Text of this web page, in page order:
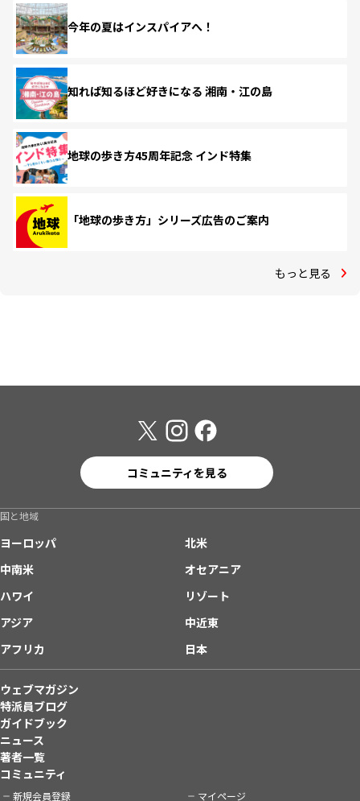
今年の夏はインスパイアへ！
知れば知るほど好きになる 湘南・江の島
地球の歩き方45周年記念 インド特集
「地球の歩き方」シリーズ広告のご案内
もっと見る
コミュニティを見る
国と地域
ヨーロッパ
北米
中南米
オセアニア
ハワイ
リゾート
アジア
中近東
アフリカ
日本
ウェブマガジン
特派員ブログ
ガイドブック
ニュース
著者一覧
コミュニティ
新規会員登録 マイページ